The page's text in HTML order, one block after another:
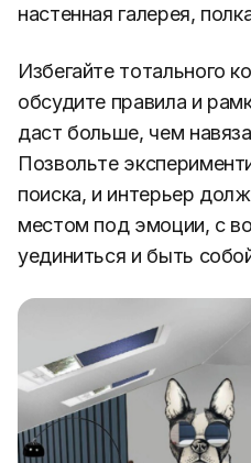
настенная галерея,
Избегайте тотального
обсудите правила и
даст больше, чем
Позвольте
поиска, и интерьер
местом под эмоции, с
уединиться и быть